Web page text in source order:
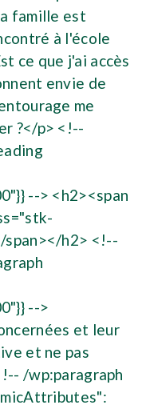
famille est
à l'école
ce que j'ai accès
envie de
me
?</p> <!--
--> <h2><span
span></h2> <!--
-->
et leur
et ne pas
/wp:paragraph